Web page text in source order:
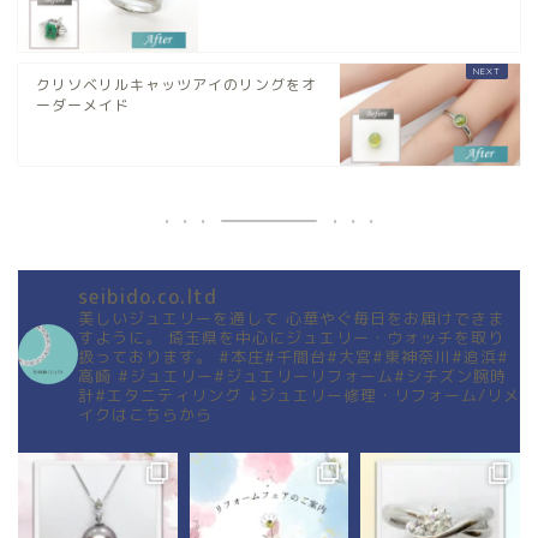
クリソベリルキャッツアイのリングをオ
ーダーメイド
seibido.co.ltd
美しいジュエリーを通して 心華やぐ毎日をお届けできま
すように。
埼玉県を中心にジュエリー・ウォッチを取り
扱っております。
#本庄#千間台#大宮#東神奈川#追浜#
高崎 #ジュエリー#ジュエリーリフォーム#シチズン腕時
計#エタニティリング ↓ジュエリー修理・リフォーム/リメ
イクはこちらから